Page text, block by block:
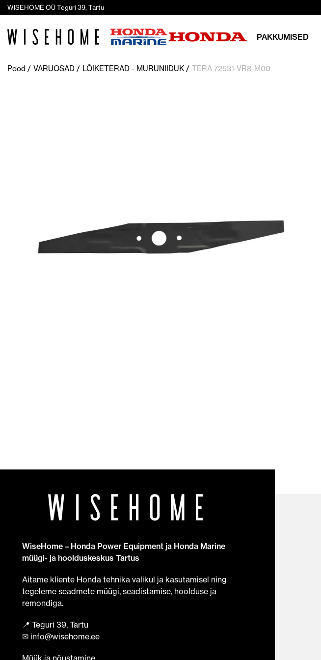
WISEHOME OÜ Teguri 39, Tartu
PAKKUMISED
Pood VARUOSAD LÕIKETERAD - MURUNIIDUK TERA 72531-VR8-M00
WiseHome – Honda Power Equipment ja Honda Marine
müügi- ja hoolduskeskus Tartus
Aitame kliente Honda tehnika valikul ja kasutamisel ning
tegeleme seadmete müügi, seadistamise, hoolduse ja
remondiga.
📍 Teguri 39, Tartu
✉ info@wisehome.ee
Müük ja nõustamine